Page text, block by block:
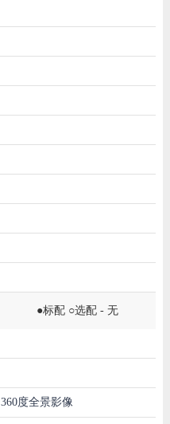
●标配 ○选配 - 无
360度全景影像